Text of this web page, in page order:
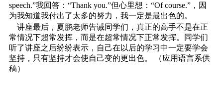
speech.”我回答：“Thank you.”但心里想：“Of course.”，因
为我知道我付出了太多的努力，我一定是最出色的。
讲座最后，夏鹏老师告诫同学们，真正的高手不是在正
常情况下超常发挥，而是在超常情况下正常发挥。同学们
听了讲座之后纷纷表示，自己在以后的学习中一定要学会
坚持，只有坚持才会使自己变的更出色。 （应用语言系供
稿）